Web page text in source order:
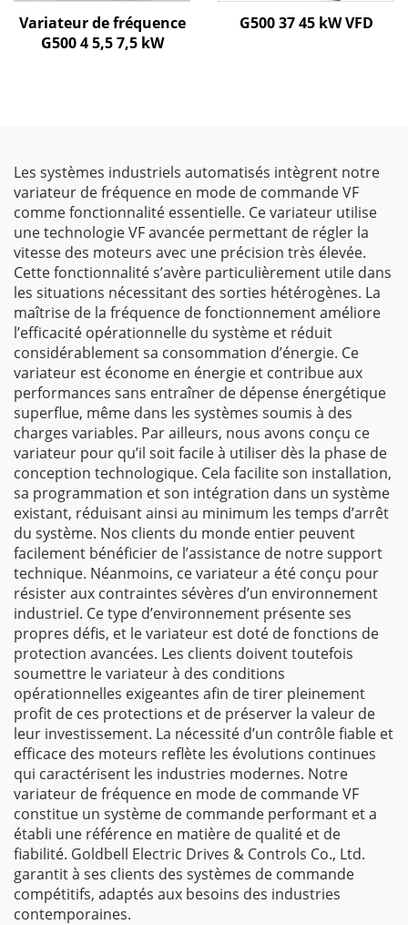
Variateur de fréquence
G500 4 5,5 7,5 kW
G500 37 45 kW VFD
Les systèmes industriels automatisés intègrent notre
variateur de fréquence en mode de commande VF
comme fonctionnalité essentielle. Ce variateur utilise
une technologie VF avancée permettant de régler la
vitesse des moteurs avec une précision très élevée.
Cette fonctionnalité s’avère particulièrement utile dans
les situations nécessitant des sorties hétérogènes. La
maîtrise de la fréquence de fonctionnement améliore
l’efficacité opérationnelle du système et réduit
considérablement sa consommation d’énergie. Ce
variateur est économe en énergie et contribue aux
performances sans entraîner de dépense énergétique
superflue, même dans les systèmes soumis à des
charges variables. Par ailleurs, nous avons conçu ce
variateur pour qu’il soit facile à utiliser dès la phase de
conception technologique. Cela facilite son installation,
sa programmation et son intégration dans un système
existant, réduisant ainsi au minimum les temps d’arrêt
du système. Nos clients du monde entier peuvent
facilement bénéficier de l’assistance de notre support
technique. Néanmoins, ce variateur a été conçu pour
résister aux contraintes sévères d’un environnement
industriel. Ce type d’environnement présente ses
propres défis, et le variateur est doté de fonctions de
protection avancées. Les clients doivent toutefois
soumettre le variateur à des conditions
opérationnelles exigeantes afin de tirer pleinement
profit de ces protections et de préserver la valeur de
leur investissement. La nécessité d’un contrôle fiable et
efficace des moteurs reflète les évolutions continues
qui caractérisent les industries modernes. Notre
variateur de fréquence en mode de commande VF
constitue un système de commande performant et a
établi une référence en matière de qualité et de
fiabilité. Goldbell Electric Drives & Controls Co., Ltd.
garantit à ses clients des systèmes de commande
compétitifs, adaptés aux besoins des industries
contemporaines.